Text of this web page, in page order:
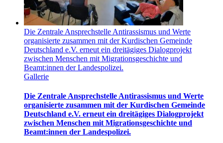
Die Zentrale Ansprechstelle Antirassismus und Werte
organisierte zusammen mit der Kurdischen Gemeinde
Deutschland e.V. erneut ein dreitägiges Dialogprojekt
zwischen Menschen mit Migrationsgeschichte und
Beamt:innen der Landespolizei.
Gallerie
Die Zentrale Ansprechstelle Antirassismus und Werte
organisierte zusammen mit der Kurdischen Gemeinde
Deutschland e.V. erneut ein dreitägiges Dialogprojekt
zwischen Menschen mit Migrationsgeschichte und
Beamt:innen der Landespolizei.